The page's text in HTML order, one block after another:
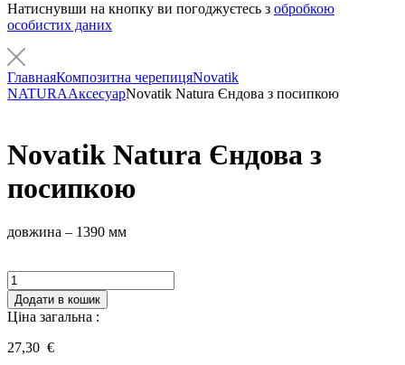
Натиснувши на кнопку ви погоджуєтесь з обробкою
особистих даних
ГлавнаяКомпозитна черепицяNovatik
NATURAАксесуарNovatik Natura Єндова з посипкою
Novatik Natura Єндова з
посипкою
довжина – 1390 мм
Кількість
Додати в кошик
Ціна загальна :
27,30 €